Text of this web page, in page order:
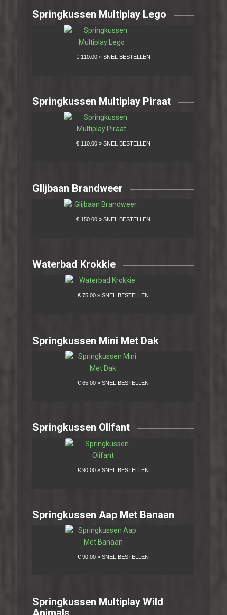
Springkussen Multiplay Lego
Springkussen Multiplay Piraat
Glijbaan Brandweer
Waterbad Krokkie
Springkussen Mini Met Dak
Springkussen Olifant
Springkussen Aap Met Banaan
Springkussen Multiplay Wild